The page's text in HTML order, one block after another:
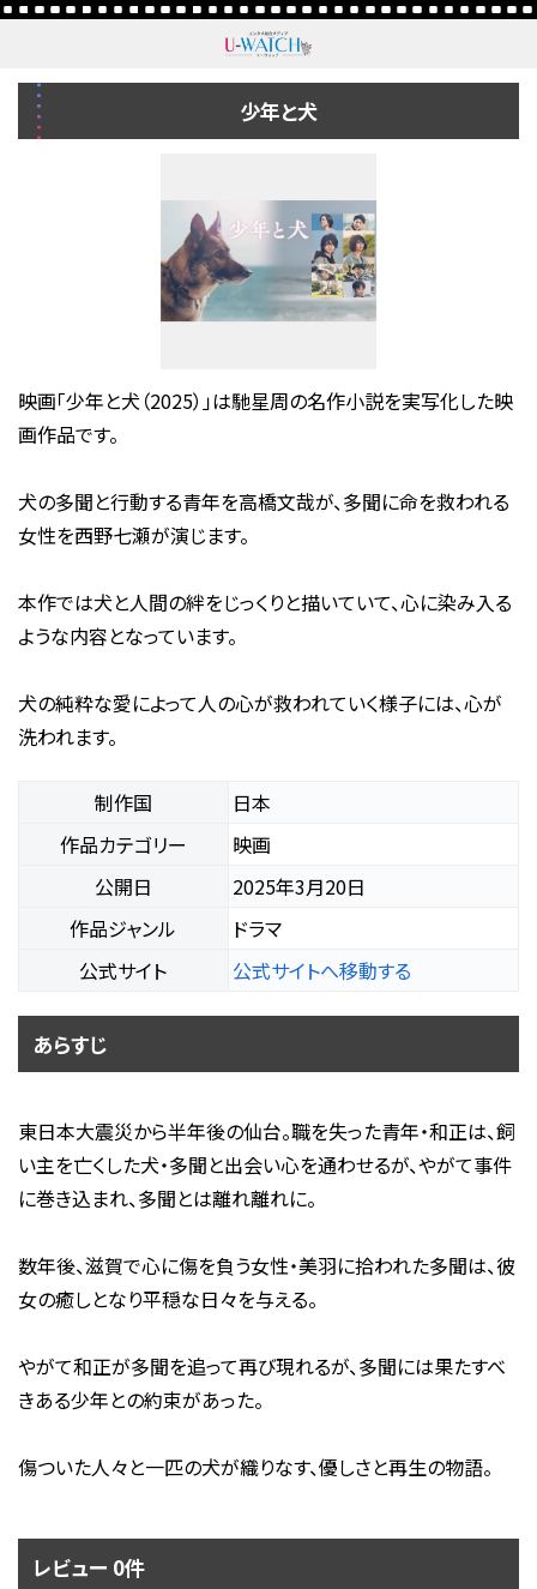
少年と犬
映画「少年と犬（2025）」は馳星周の名作小説を実写化した映
画作品です。
犬の多聞と行動する青年を高橋文哉が、多聞に命を救われる
女性を西野七瀬が演じます。
本作では犬と人間の絆をじっくりと描いていて、心に染み入る
ような内容となっています。
犬の純粋な愛によって人の心が救われていく様子には、心が
洗われます。
制作国
日本
作品カテゴリー
映画
公開日
2025年3月20日
作品ジャンル
ドラマ
公式サイト
公式サイトへ移動する
あらすじ
東日本大震災から半年後の仙台。職を失った青年・和正は、飼
い主を亡くした犬・多聞と出会い心を通わせるが、やがて事件
に巻き込まれ、多聞とは離れ離れに。
数年後、滋賀で心に傷を負う女性・美羽に拾われた多聞は、彼
女の癒しとなり平穏な日々を与える。
やがて和正が多聞を追って再び現れるが、多聞には果たすべ
きある少年との約束があった。
傷ついた人々と一匹の犬が織りなす、優しさと再生の物語。
レビュー 0件